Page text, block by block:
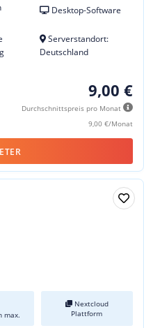
Desktop-Software
Serverstandort:
Deutschland
9,00 €
Durchschnittspreis pro Monat
9,00 €/Monat
max.
Nextcloud
Plattform